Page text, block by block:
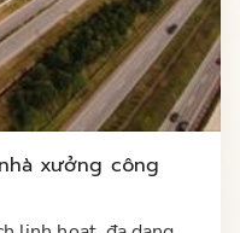
xưởng công